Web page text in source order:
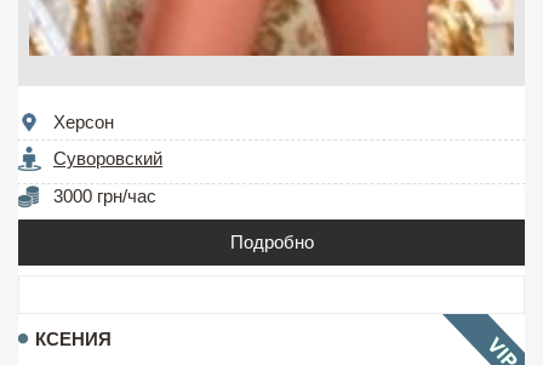
Херсон
Суворовский
3000 грн/час
Подробно
КСЕНИЯ